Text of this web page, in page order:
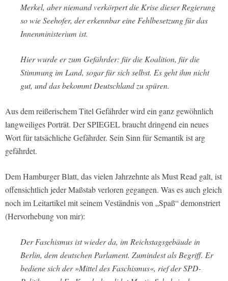
Merkel, aber niemand verkörpert die Krise dieser Regierung
so wie Seehofer, der erkennbar eine Fehlbesetzung für das
Innenministerium ist.
Hier wurde er zum Gefährder: für die Koalition, für die
Stimmung im Land, sogar für sich selbst. Es geht ihm nicht
gut, und das bekommt Deutschland zu spüren.
Aus dem reißerischem Titel Gefährder wird ein ganz gewöhnlich
langweiliges Porträt. Der SPIEGEL braucht dringend ein neues
Wort für tatsächliche Gefährder. Sein Sinn für Semantik ist arg
gefährdet.
Dem Hamburger Blatt, das vielen Jahrzehnte als Must Read galt, ist
offensichtlich jeder Maßstab verloren gegangen. Was es auch gleich
noch im Leitartikel mit seinem Veständnis von „Spaß“ demonstriert
(Hervorhebung von mir):
Der Faschismus ist wieder da, im Reichstagsgebäude in
Berlin, dem deutschen Parlament. Zumindest als Begriff. Er
bediene sich der »Mittel des Faschismus«, rief der SPD-